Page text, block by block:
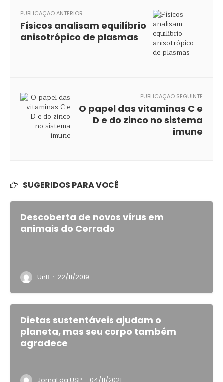
PUBLICAÇÃO ANTERIOR
Físicos analisam equilíbrio
anisotrópico de plasmas
PUBLICAÇÃO SEGUINTE
O papel das vitaminas C e
D e do zinco no sistema
imune
SUGERIDOS PARA VOCÊ
Descoberta de novos vírus em
animais do Cerrado
UnB · 22/11/2019
Dietas sustentáveis ajudam o
planeta, mas seu corpo também
agradece
Jornal da USP 04/11/2021